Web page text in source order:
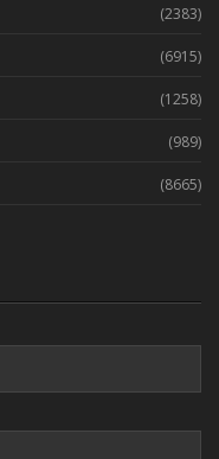
(2383)
(6915)
(1258)
(989)
(8665)